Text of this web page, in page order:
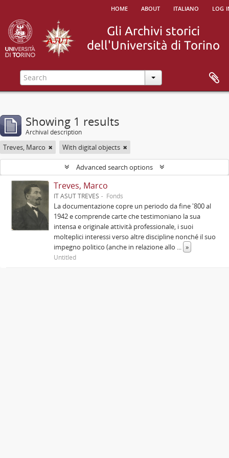
home about italiano log
Showing 1 results
Archival description
Treves, Marco With digital objects
Advanced search options
Treves, Marco
IT ASUT TREVES Fonds
La documentazione copre un periodo da fine '800 al
1942 e comprende carte che testimoniano la sua
intensa e originale attività professionale, i suoi
molteplici interessi verso altre discipline nonché il suo
impegno politico (anche in relazione allo ... »
Untitled